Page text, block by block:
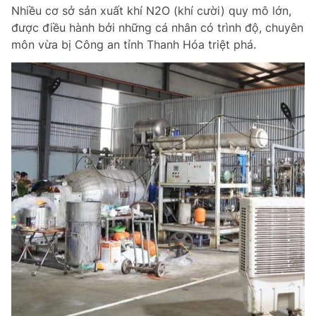
Đọc Thanh Niên trên điện thoại
Theo dõi báo trên
Hotline
0906 645 777
Liên hệ quảng cáo
0908 780 404
Đặt báo Quảng cáo RSS Tòa soạn Chính sách bảo
Tổng biên tập: Nguyễn Ngọc Toàn
Phó tổng biên tập thường trực: Hải Thành
Phó tổng biên tập: Lâm Hiếu Dũng
Phó tổng biên tập: Trần Việt Hưng
Tổng thư ký tòa soạn: Đức Trung
Nhiều cơ sở sản xuất khí N2O (khí cười) quy mô lớn,
được điều hành bởi những cá nhân có trình độ, chuyên
môn vừa bị Công an tỉnh Thanh Hóa triệt phá.